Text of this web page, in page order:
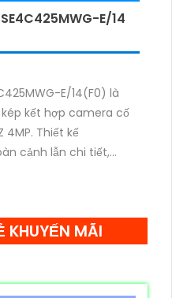
E/14
E/14(F0) là
kết hợp camera cố
4MP. Thiết kế
cảnh lẫn chi tiết,
KHUYẾN MÃI